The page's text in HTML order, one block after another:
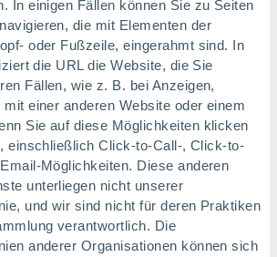
In einigen Fällen können Sie zu Seiten
die mit Elementen der
oder Fußzeile, eingerahmt sind. In
die URL die Website, die Sie
Fällen, wie z. B. bei Anzeigen,
einer anderen Website oder einem
Sie auf diese Möglichkeiten klicken
einschließlich Click-to-Call-, Click-to-
Möglichkeiten. Diese anderen
unterliegen nicht unserer
und wir sind nicht für deren Praktiken
verantwortlich. Die
anderer Organisationen können sich